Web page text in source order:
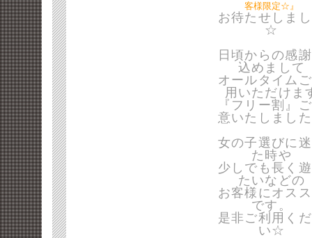
客様限定☆』
お待たせしま
☆
日頃からの感
込めまして
オールタイム
用いただけま
『フリー割』
意いたしまし
女の子選びに
た時や
少しでも長く
たいなどの
お客様にオス
です。
是非ご利用く
い☆